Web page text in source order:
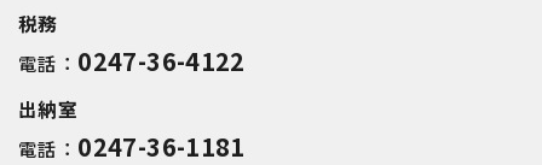
税務
電話： 0247-36-4122
出納室
電話： 0247-36-1181